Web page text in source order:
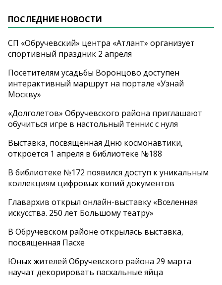
ПОСЛЕДНИЕ НОВОСТИ
СП «Обручевский» центра «Атлант» организует
спортивный праздник 2 апреля
Посетителям усадьбы Воронцово доступен
интерактивный маршрут на портале «Узнай
Москву»
«Долголетов» Обручевского района приглашают
обучиться игре в настольный теннис с нуля
Выставка, посвященная Дню космонавтики,
откроется 1 апреля в библиотеке №188
В библиотеке №172 появился доступ к уникальным
коллекциям цифровых копий документов
Главархив открыл онлайн-выставку «Вселенная
искусства. 250 лет Большому театру»
В Обручевском районе открылась выставка,
посвященная Пасхе
Юных жителей Обручевского района 29 марта
научат декорировать пасхальные яйца